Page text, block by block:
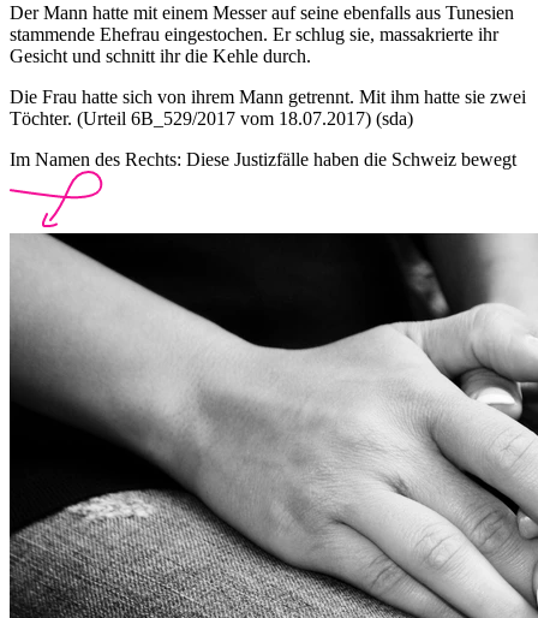
Der Mann hatte mit einem Messer auf seine ebenfalls aus Tunesien
stammende Ehefrau eingestochen. Er schlug sie, massakrierte ihr
Gesicht und schnitt ihr die Kehle durch.
Die Frau hatte sich von ihrem Mann getrennt. Mit ihm hatte sie zwei
Töchter. (Urteil 6B_529/2017 vom 18.07.2017) (sda)
Im Namen des Rechts: Diese Justizfälle haben die Schweiz bewegt